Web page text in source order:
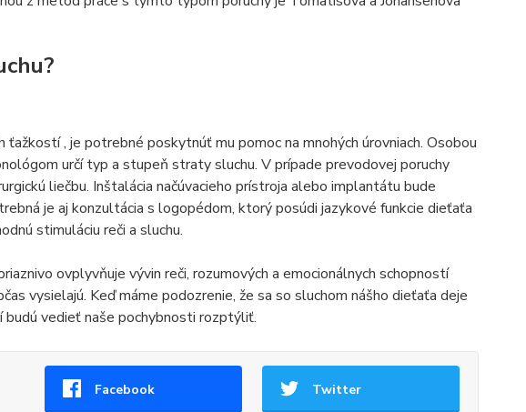
, je potrebné poskytnúť mu pomoc na mnohých úrovniach. Osobou
určí typ a stupeň straty sluchu. V prípade prevodovej poruchy
liečbu. Inštalácia načúvacieho prístroja alebo implantátu bude
je aj konzultácia s logopédom, ktorý posúdi jazykové funkcie dieťaťa
stimuláciu reči a sluchu.
ovplyvňuje vývin reči, rozumových a emocionálnych schopností
vysielajú. Keď máme podozrenie, že sa so sluchom nášho dieťaťa deje
vedieť naše pochybnosti rozptýliť.
Facebook Twitter